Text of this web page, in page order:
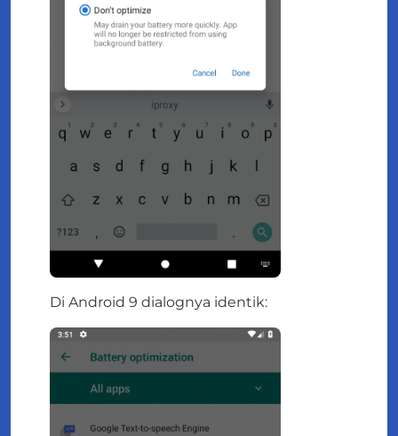
Di Android 9 dialognya identik: